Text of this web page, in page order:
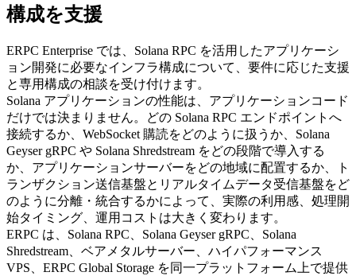
構成を支援
ERPC Enterprise では、Solana RPC を活用したアプリケーシ
ョン開発に必要なインフラ構成について、要件に応じた支援
と専用構成の相談を受け付けます。
Solana アプリケーションの性能は、アプリケーションコード
だけでは決まりません。どの Solana RPC エンドポイントへ
接続するか、WebSocket 購読をどのように扱うか、Solana
Geyser gRPC や Solana Shredstream をどの段階で導入する
か、アプリケーションサーバーをどの地域に配置するか、ト
ランザクション送信基盤とリアルタイムデータ受信基盤をど
のように分離・統合するかによって、実際の利用感、処理開
始タイミング、運用コストは大きく変わります。
ERPC は、Solana RPC、Solana Geyser gRPC、Solana
Shredstream、ベアメタルサーバー、ハイパフォーマンス
VPS、ERPC Global Storage を同一プラットフォーム上で提供